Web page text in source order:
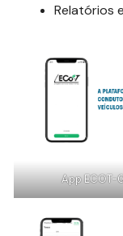
Relatórios
App ECOT-